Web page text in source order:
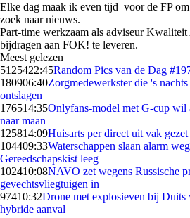
Elke dag maak ik even tijd voor de FP
zoek naar nieuws.
Part-time werkzaam als adviseur
bijdragen aan FOK! te leveren.
Meest gelezen
5125422:45Random Pics van de Dag
180906:40Zorgmedewerkster die 's
ontslagen
176514:35Onlyfans-model met G-cup wil
naar maan
125814:09Huisarts per direct uit vak
104409:33Waterschappen slaan alarm
Gereedschapskist leeg
102410:08NAVO zet wegens Russische
gevechtsvliegtuigen in
97410:32Drone met explosieven bij
hybride aanval